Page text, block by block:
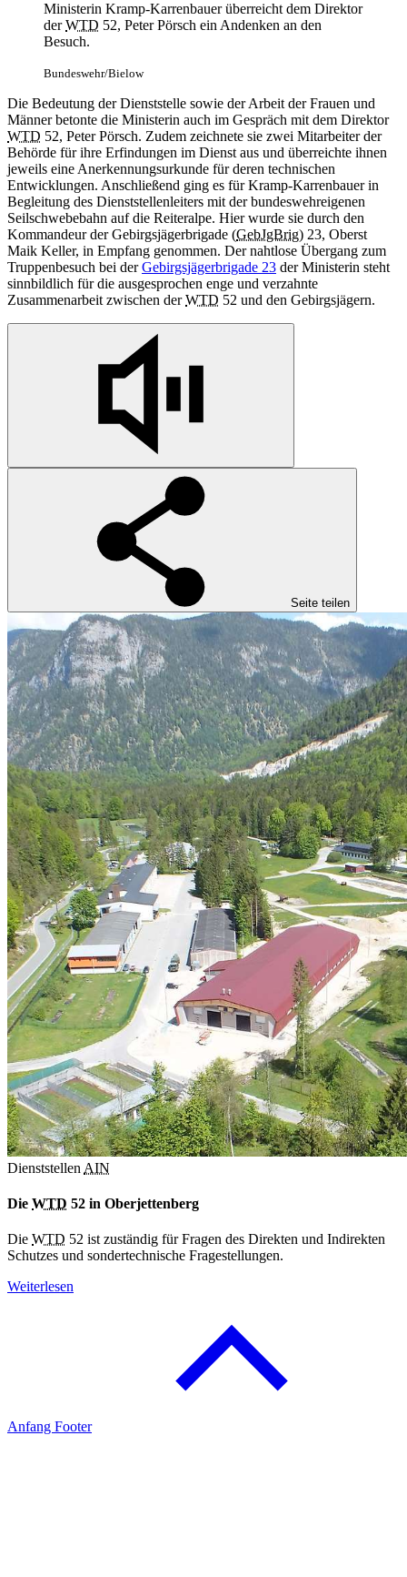
Ministerin Kramp-Karrenbauer überreicht dem Direktor
derWTD 52, Peter Pörsch ein Andenken an den
Besuch.
Bundeswehr/Bielow
Die Bedeutung der Dienststelle sowie der Arbeit der Frauen und
Männer betonte die Ministerin auch im Gespräch mit dem Direktor
WTD 52, Peter Pörsch. Zudem zeichnete sie zwei Mitarbeiter der
Behörde für ihre Erfindungen im Dienst aus und überreichte ihnen
jeweils eine Anerkennungsurkunde für deren technischen
Entwicklungen. Anschließend ging es für Kramp-Karrenbauer in
Begleitung des Dienststellenleiters mit der bundeswehreigenen
Seilschwebebahn auf die Reiteralpe. Hier wurde sie durch den
Kommandeur der Gebirgsjägerbrigade (GebJgBrig) 23, Oberst
Maik Keller, in Empfang genommen. Der nahtlose Übergang zum
Truppenbesuch bei derGebirgsjägerbrigade 23 der Ministerin steht
sinnbildlich für die ausgesprochen enge und verzahnte
Zusammenarbeit zwischen derWTD 52 und den Gebirgsjägern.
Seite teilen
Dienststellen AIN
Die WTD 52 in Oberjettenberg
Die WTD 52 ist zuständig für Fragen des Direkten und Indirekten
Schutzes und sondertechnische Fragestellungen.
Weiterlesen
Anfang Footer